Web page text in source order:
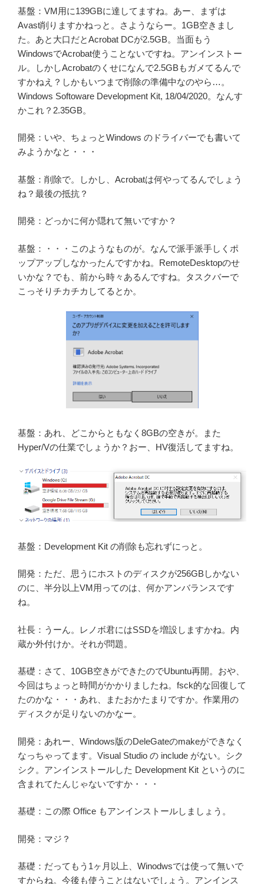
基盤：VM用に139GBに達してますね。あー、まずは
Avast削りますかねっと。さようならー。1GB空きまし
た。あと大口だとAcrobat DCが2.5GB。当面もう
WindowsでAcrobat使うことないですね。アンインストー
ル。しかしAcrobatのくせになんで2.5GBもガメてるんで
すかねえ？しかもいつまで削除の準備中なのやら…。
Windows Softoware Development Kit, 18/04/2020。なんす
かこれ？2.35GB。
開発：いや、ちょっとWindows のドライバーでも書いて
みようかなと・・・
基盤：削除で。しかし、Acrobatは何やってるんでしょう
ね？最後の抵抗？
開発：どっかに何か隠れて無いですか？
基盤：・・・このようなものが。なんで派手派手しくポ
ップアップしなかったんですかね。RemoteDesktopのせ
いかな？でも、前から時々あるんですね。タスクバーで
こっそりチカチカしてるとか。
基盤：あれ、どこからともなく8GBの空きが。また
Hyper/Vの仕業でしょうか？おー、HV復活してますね。
基盤：Development Kit の削除も忘れずにっと。
開発：ただ、思うにホストのディスクが256GBしかない
のに、半分以上VM用ってのは、何かアンバランスです
ね。
社長：うーん。レノボ君にはSSDを増設しますかね。内
蔵か外付けか。それが問題。
基礎：さて、10GB空きができたのでUbuntu再開。おや、
今回はちょっと時間がかかりましたね。fsck的な回復して
たのかな・・・あれ、またおかたまりですか。作業用の
ディスクが足りないのかなー。
開発：あれー、Windows版のDeleGateのmakeができなく
なっちゃってます。Visual Studio の include がない。シク
シク。アンインストールした Development Kit というのに
含まれてたんじゃないですか・・・
基礎：この際 Office もアンインストールしましょう。
開発：マジ？
基礎：だってもう1ヶ月以上、Winodwsでは使って無いで
すからね。今後も使うことはないでしょう。アンインス